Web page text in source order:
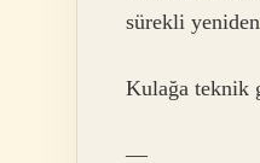
sürekli
Kulağa teknik
—